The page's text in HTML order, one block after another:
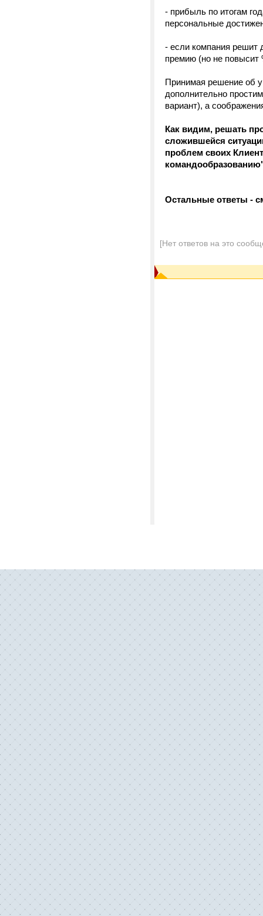
- прибыль по итогам
персональные
- если компания решит
премию (но не повысит
Принимая решение об
дополнительно
вариант), а
Как видим, решать
сложившейся
проблем своих
Остальные ответы -
[Нет ответов на это